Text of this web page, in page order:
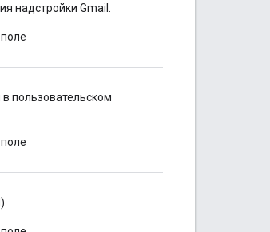
надстройки Gmail.
пользовательском